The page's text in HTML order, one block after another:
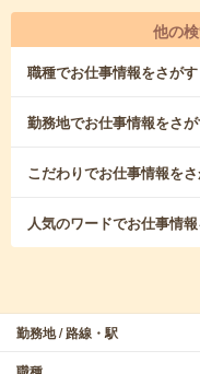
他の
職種でお仕事情報をさがす
勤務地でお仕事情報をさ
こだわりでお仕事情報を
人気のワードでお仕事情
勤務地 / 路線・駅